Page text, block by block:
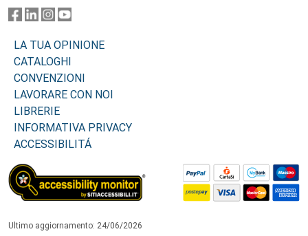
LA TUA OPINIONE
CATALOGHI
CONVENZIONI
LAVORARE CON NOI
LIBRERIE
INFORMATIVA PRIVACY
ACCESSIBILITÁ
Ultimo aggiornamento: 24/06/2026